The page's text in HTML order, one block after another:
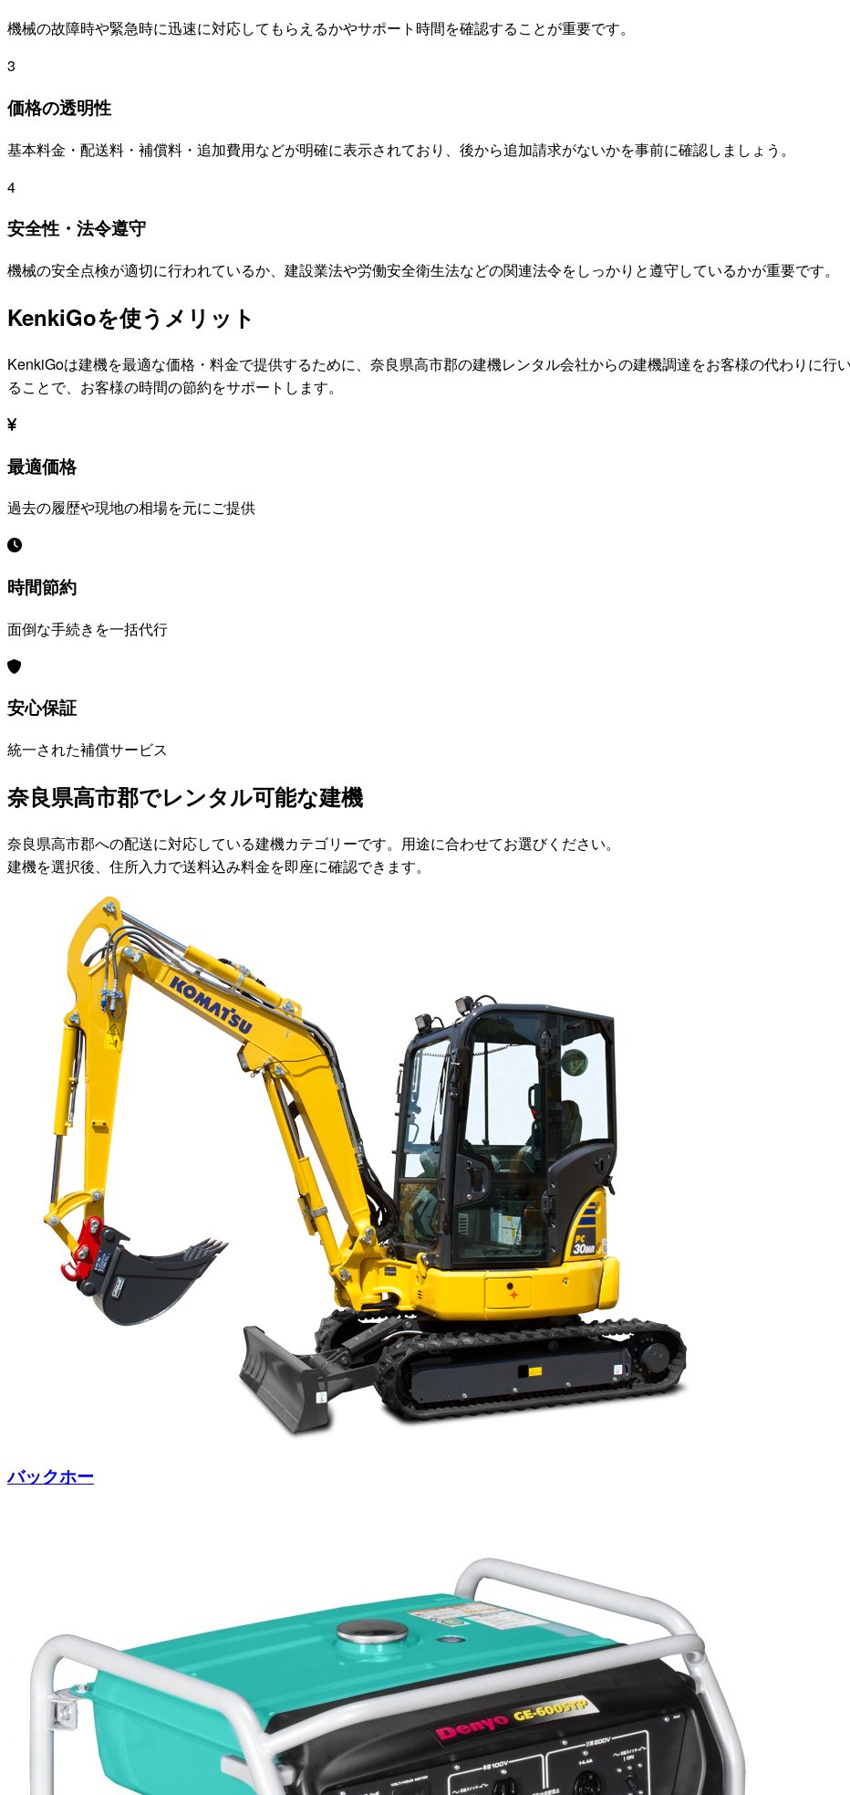
機械の故障時や緊急時に迅速に対応してもらえるかやサポート時間を確認することが重要です。
3
価格の透明性
基本料金・配送料・補償料・追加費用などが明確に表示されており、後から追加請求がないかを事前に確認しましょう。
4
安全性・法令遵守
機械の安全点検が適切に行われているか、建設業法や労働安全衛生法などの関連法令をしっかりと遵守しているかが重要です。
KenkiGoを使うメリット
KenkiGoは建機を最適な価格・料金で提供するために、 奈良県高市郡の建機レンタル会社からの建機調達をお客様の代わりに行
ることで、お客様の時間の節約をサポートします。
最適価格
過去の履歴や現地の相場を元にご提供
時間節約
面倒な手続きを一括代行
安心保証
統一された補償サービス
奈良県高市郡でレンタル可能な建機
奈良県高市郡への配送に対応している建機カテゴリーです。用途に合わせてお選びください。
建機を選択後、住所入力で送料込み料金を即座に確認できます。
バックホー